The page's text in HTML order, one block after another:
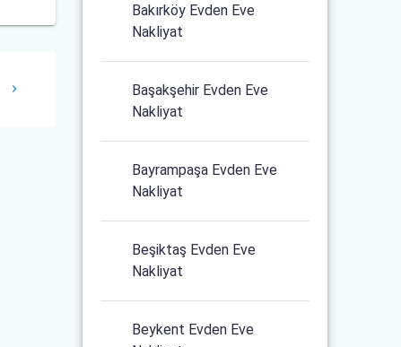
Bakırköy Evden Eve
Nakliyat
Başakşehir Evden Eve
Nakliyat
Bayrampaşa Evden Eve
Nakliyat
Beşiktaş Evden Eve
Nakliyat
Beykent Evden Eve